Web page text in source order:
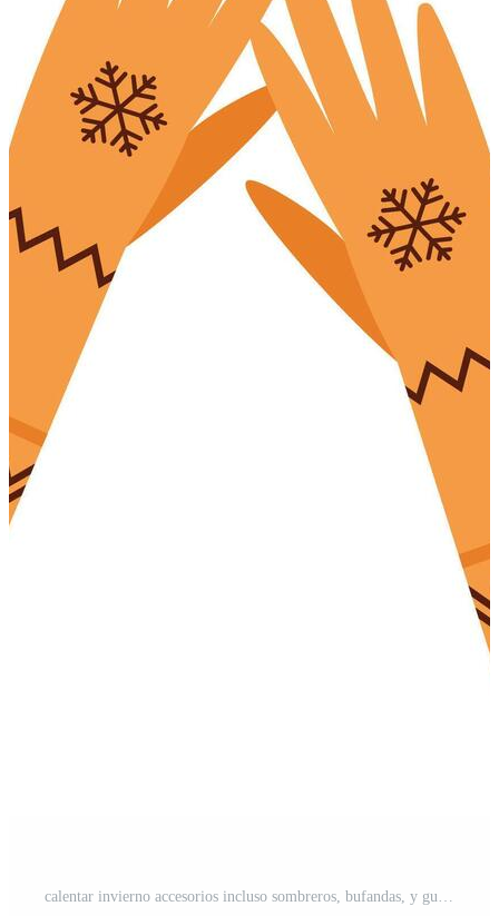
calentar invierno accesorios incluso sombreros, bufandas, y guantes en Rico estacional colores. suave, acogedor texturas Perfecto para frío clima. Vector Pro